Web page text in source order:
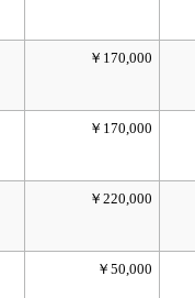
￥170,000
￥170,000
￥220,000
￥50,000